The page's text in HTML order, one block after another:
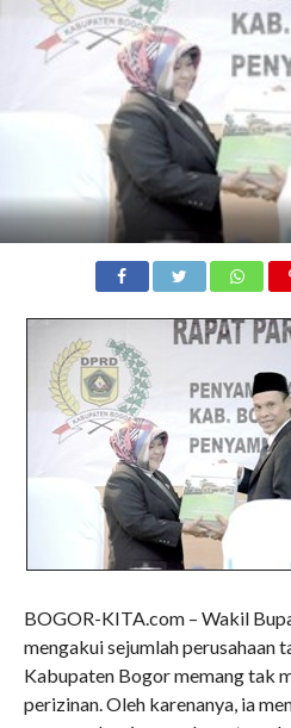
BOGOR-KITA.com – Wakil
mengakui sejumlah perusahaan
Kabupaten Bogor memang tak
perizinan. Oleh karenanya, ia